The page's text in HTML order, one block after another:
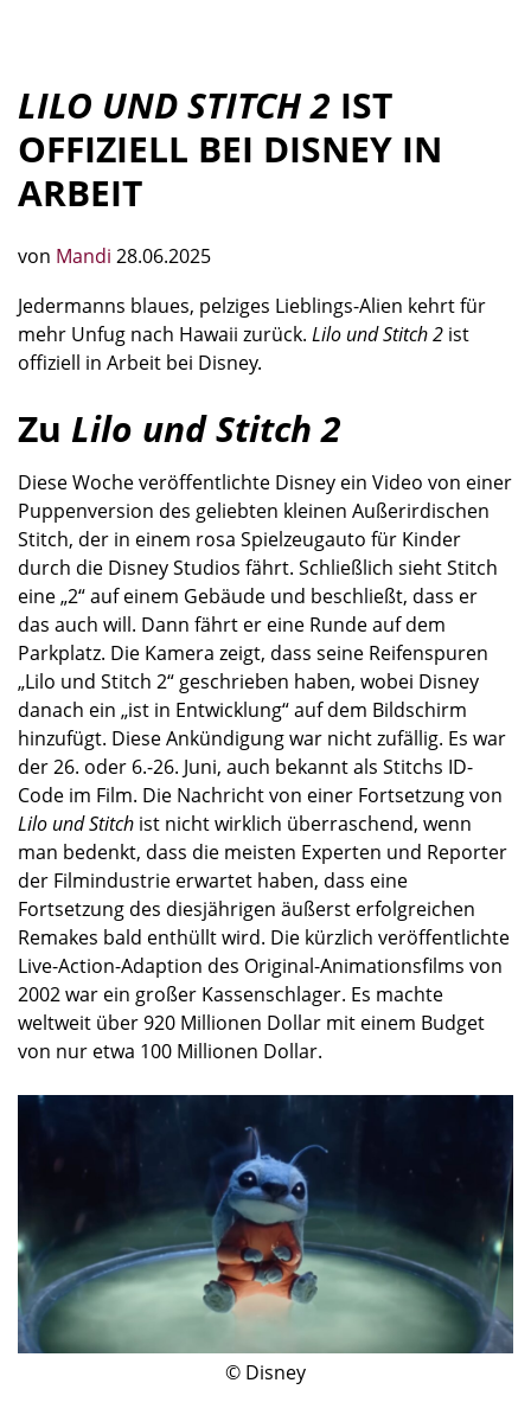
LILO UND STITCH 2 IST
OFFIZIELL BEI DISNEY IN
ARBEIT
von Mandi 28.06.2025
Jedermanns blaues, pelziges Lieblings-Alien kehrt für
mehr Unfug nach Hawaii zurück. Lilo und Stitch 2 ist
offiziell in Arbeit bei Disney.
Zu Lilo und Stitch 2
Diese Woche veröffentlichte Disney ein Video von einer
Puppenversion des geliebten kleinen Außerirdischen
Stitch, der in einem rosa Spielzeugauto für Kinder
durch die Disney Studios fährt. Schließlich sieht Stitch
eine „2“ auf einem Gebäude und beschließt, dass er
das auch will. Dann fährt er eine Runde auf dem
Parkplatz. Die Kamera zeigt, dass seine Reifenspuren
„Lilo und Stitch 2“ geschrieben haben, wobei Disney
danach ein „ist in Entwicklung“ auf dem Bildschirm
hinzufügt. Diese Ankündigung war nicht zufällig. Es war
der 26. oder 6.-26. Juni, auch bekannt als Stitchs ID-
Code im Film. Die Nachricht von einer Fortsetzung von
Lilo und Stitch ist nicht wirklich überraschend, wenn
man bedenkt, dass die meisten Experten und Reporter
der Filmindustrie erwartet haben, dass eine
Fortsetzung des diesjährigen äußerst erfolgreichen
Remakes bald enthüllt wird. Die kürzlich veröffentlichte
Live-Action-Adaption des Original-Animationsfilms von
2002 war ein großer Kassenschlager. Es machte
weltweit über 920 Millionen Dollar mit einem Budget
von nur etwa 100 Millionen Dollar.
© Disney